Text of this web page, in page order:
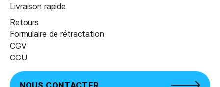
Livraison rapide
Retours
Formulaire de rétractation
CGV
CGU
NOUS CONTACTER